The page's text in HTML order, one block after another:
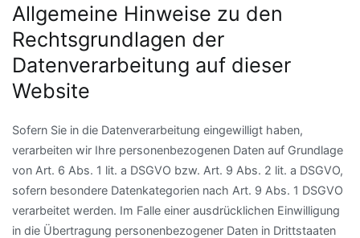
Allgemeine Hinweise zu den
Rechtsgrundlagen der
Datenverarbeitung auf dieser
Website
Sofern Sie in die Datenverarbeitung eingewilligt haben,
verarbeiten wir Ihre personenbezogenen Daten auf Grundlage
von Art. 6 Abs. 1 lit. a DSGVO bzw. Art. 9 Abs. 2 lit. a DSGVO,
sofern besondere Datenkategorien nach Art. 9 Abs. 1 DSGVO
verarbeitet werden. Im Falle einer ausdrücklichen Einwilligung
in die Übertragung personenbezogener Daten in Drittstaaten